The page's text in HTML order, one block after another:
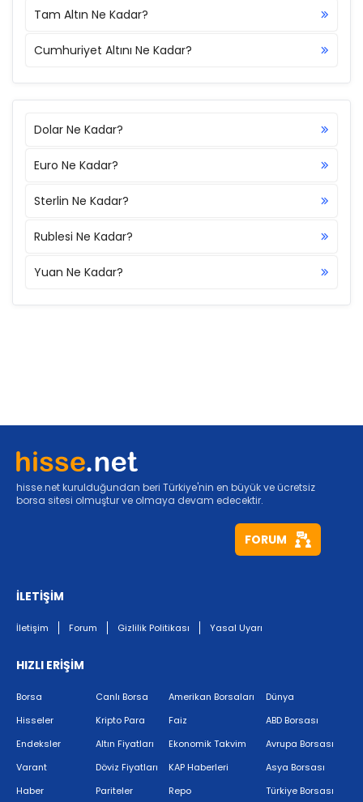
Tam Altın Ne Kadar?
Cumhuriyet Altını Ne Kadar?
Dolar Ne Kadar?
Euro Ne Kadar?
Sterlin Ne Kadar?
Rublesi Ne Kadar?
Yuan Ne Kadar?
hisse.net kurulduğundan beri Türkiye'nin en büyük ve ücretsiz
borsa sitesi olmuştur ve olmaya devam edecektir.
FORUM
İLETİŞİM
İletişim Forum Gizlilik Politikası Yasal Uyarı
HIZLI ERİŞİM
Borsa
Hisseler
Endeksler
Varant
Haber
Canlı Borsa
Kripto Para
Altın Fiyatları
Döviz Fiyatları
Pariteler
Amerikan Borsaları
Faiz
Ekonomik Takvim
KAP Haberleri
Repo
Dünya
ABD Borsası
Avrupa Borsası
Asya Borsası
Türkiye Borsası